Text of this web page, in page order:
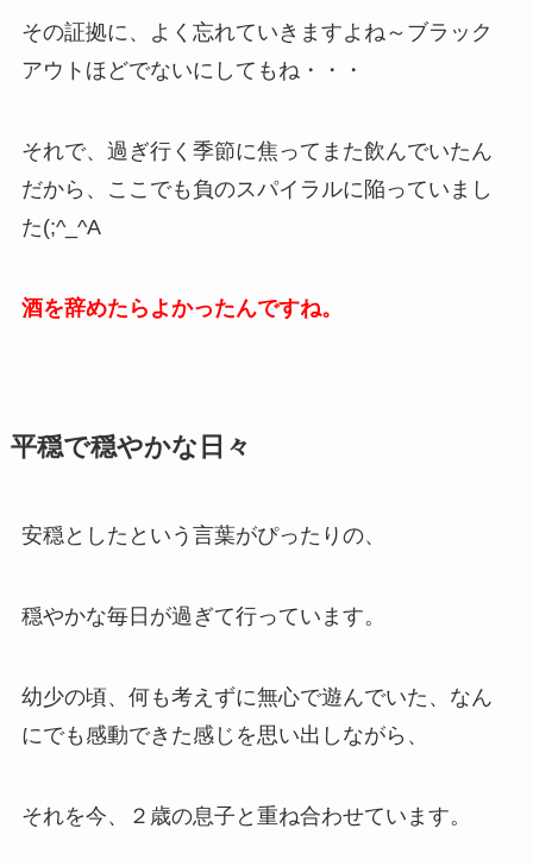
その証拠に、よく忘れていきますよね～ブラック
アウトほどでないにしてもね・・・
それで、過ぎ行く季節に焦ってまた飲んでいたん
だから、ここでも負のスパイラルに陥っていまし
た(;^_^A
酒を辞めたらよかったんですね。
平穏で穏やかな日々
安穏としたという言葉がぴったりの、
穏やかな毎日が過ぎて行っています。
幼少の頃、何も考えずに無心で遊んでいた、なん
にでも感動できた感じを思い出しながら、
それを今、２歳の息子と重ね合わせています。